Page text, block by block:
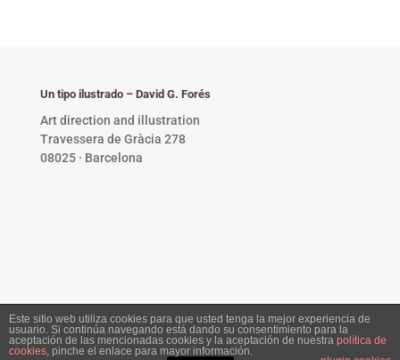
Un tipo ilustrado – David G. Forés
Art direction and illustration
Travessera de Gràcia 278
08025 · Barcelona
Privacy Policy •Copyright © 2023 David G. Forés. All
rights reserved.
Este sitio web utiliza cookies para que usted tenga la mejor experiencia de
usuario. Si continúa navegando está dando su consentimiento para la
aceptación de las mencionadas cookies y la aceptación de nuestra política de
cookies, pinche el enlace para mayor información.